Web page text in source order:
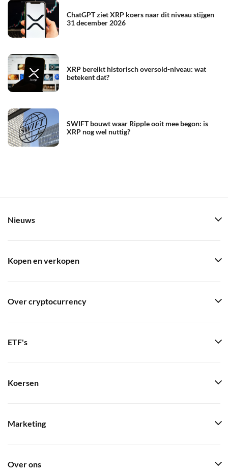
ChatGPT ziet XRP koers naar dit niveau stijgen
31 december 2026
XRP bereikt historisch oversold-niveau: wat
betekent dat?
SWIFT bouwt waar Ripple ooit mee begon: is
XRP nog wel nuttig?
Nieuws
Kopen en verkopen
Over cryptocurrency
ETF's
Koersen
Marketing
Over ons